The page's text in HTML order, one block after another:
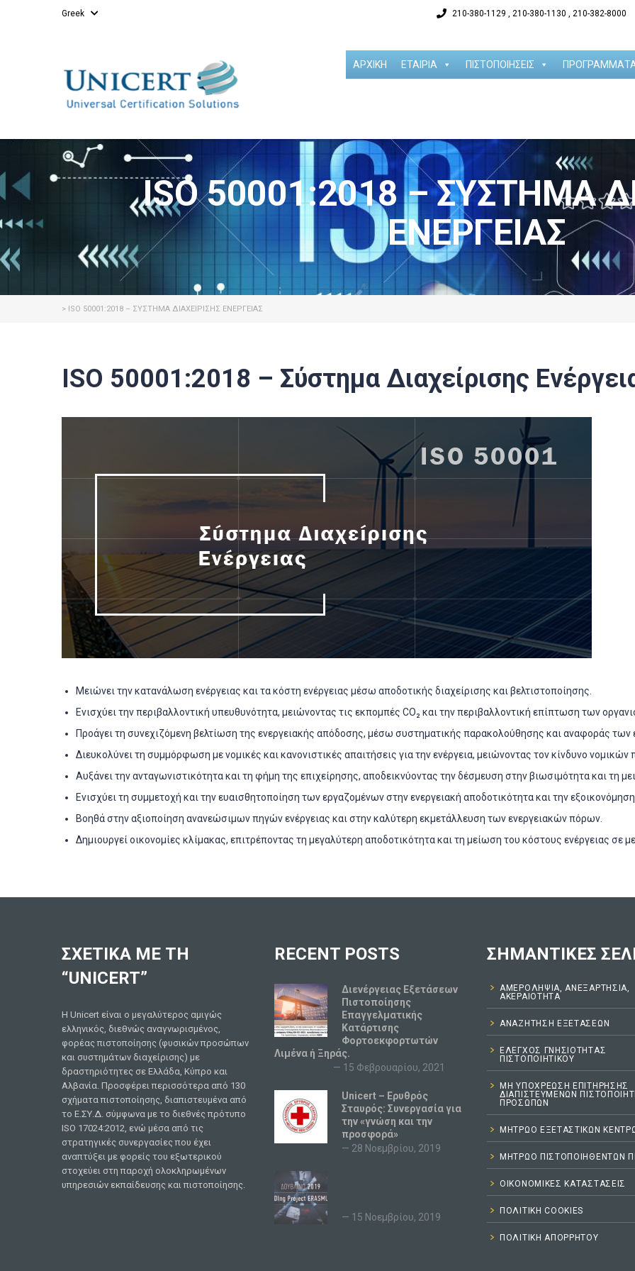
Greek 210-380-1129 , 210-380-1130 , 210-382-8000
ΑΡΧΙΚΗ ΕΤΑΙΡΙΑ ΠΙΣΤΟΠΟΙΗΣΕΙΣ
ISO 50001:2018 – ΣΎΣΤΗΜΑ
ΕΝΈΡΓΕΙΑΣ
> ISO 50001:2018 – ΣΎΣΤΗΜΑ ΔΙΑΧΕΊΡΙΣΗΣ ΕΝΈΡΓΕΙΑΣ
ISO 50001:2018 – Σύστημα Διαχείρισης
Μειώνει την κατανάλωση ενέργειας και τα κόστη ενέργειας μέσω αποδοτικής διαχείρισης και βελτιστοποίησης.
Ενισχύει την περιβαλλοντική υπευθυνότητα, μειώνοντας τις εκπομπές CO₂ και την περιβαλλοντική επίπτωση των
Προάγει τη συνεχιζόμενη βελτίωση της ενεργειακής απόδοσης, μέσω συστηματικής παρακολούθησης και αναφοράς των
Διευκολύνει τη συμμόρφωση με νομικές και κανονιστικές απαιτήσεις για την ενέργεια, μειώνοντας τον κίνδυνο
Αυξάνει την ανταγωνιστικότητα και τη φήμη της επιχείρησης, αποδεικνύοντας την δέσμευση στην βιωσιμότητα και τη
Ενισχύει τη συμμετοχή και την ευαισθητοποίηση των εργαζομένων στην ενεργειακή αποδοτικότητα και την
Βοηθά στην αξιοποίηση ανανεώσιμων πηγών ενέργειας και στην καλύτερη εκμετάλλευση των ενεργειακών πόρων.
Δημιουργεί οικονομίες κλίμακας, επιτρέποντας τη μεγαλύτερη αποδοτικότητα και τη μείωση του κόστους ενέργειας σε
ΣΧΕΤΙΚΑ ΜΕ ΤΗ
“UNICERT”
Η Unicert είναι ο μεγαλύτερος αμιγώς
ελληνικός, διεθνώς αναγνωρισμένος,
φορέας πιστοποίησης (φυσικών προσώπων
και συστημάτων διαχείρισης) με
δραστηριότητες σε Ελλάδα, Κύπρο και
Αλβανία. Προσφέρει περισσότερα από 130
σχήματα πιστοποίησης, διαπιστευμένα από
το Ε.ΣΥ.Δ. σύμφωνα με το διεθνές πρότυπο
ISO 17024:2012, ενώ μέσα από τις
στρατηγικές συνεργασίες που έχει
αναπτύξει με φορείς του εξωτερικού
στοχεύει στη παροχή ολοκληρωμένων
υπηρεσιών εκπαίδευσης και πιστοποίησης.
RECENT POSTS
Διενέργειας Εξετάσεων
Πιστοποίησης
Επαγγελματικής
Κατάρτισης
Φορτοεκφορτωτών
Λιμένα ή Ξηράς.
15 Φεβρουαρίου, 2021
Unicert – Ερυθρός
Σταυρός: Συνεργασία για
την «γνώση και την
προσφορά»
28 Νοεμβρίου, 2019
15 Νοεμβρίου, 2019
ΣΗΜΑΝΤΙΚΕΣ
ΑΜΕΡΟΛΗΨΊΑ, ΑΝΕΞΑΡΤΗΣΊΑ,
ΑΚΕΡΑΙΌΤΗΤΑ
ΑΝΑΖΉΤΗΣΗ ΕΞΕΤΆΣΕΩΝ
ΕΛΕΓΧΟΣ ΓΝΗΣΙΟΤΗΤΑΣ
ΠΙΣΤΟΠΟΙΗΤΙΚΟΥ
ΜΗ ΥΠΟΧΡΈΩΣΗ ΕΠΙΤΉΡΗΣΗΣ
ΔΙΑΠΙΣΤΕΥΜΈΝΩΝ
ΠΡΟΣΏΠΩΝ
ΜΗΤΡΏΟ ΕΞΕΤΑΣΤΙΚΏΝ
ΜΗΤΡΩΟ ΠΙΣΤΟΠΟΙΗΘΕΝΤΩΝ
ΟΙΚΟΝΟΜΙΚΈΣ ΚΑΤΑΣΤΆΣΕΙΣ
ΠΟΛΙΤΙΚΉ COOKIES
ΠΟΛΙΤΙΚΉ ΑΠΟΡΡΉΤΟΥ